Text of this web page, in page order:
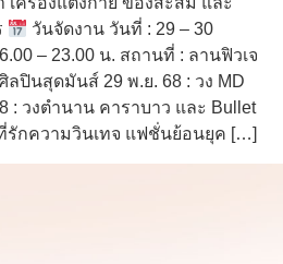
วันจัดงาน วันที่ : 29 – 30
– 23.00 น. สถานที่ : ลานฟิวเจ
ปินสุดมันส์ 29 พ.ย. 68 : วง MD
: วงตำนาน คาราบาว และ Bullet
รักความวินเทจ แฟชั่นย้อนยุค […]